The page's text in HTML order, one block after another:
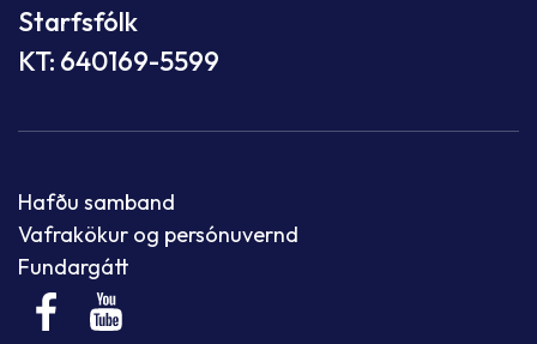
Starfsfólk
KT: 640169-5599
Hafðu samband
Vafrakökur og persónuvernd
Fundargátt